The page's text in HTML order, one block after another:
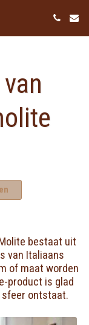
bestaat uit
van Italiaans
of maat worden
product is glad
sfeer ontstaat.